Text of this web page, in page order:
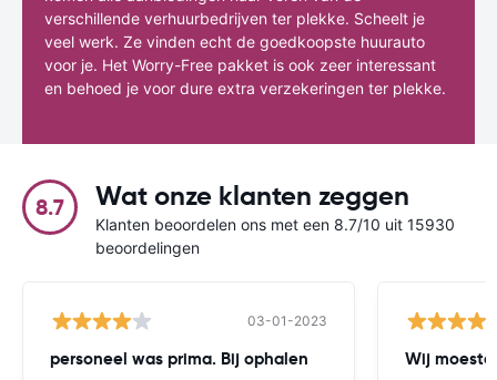
verschillende verhuurbedrijven ter plekke. Scheelt je
veel werk. Ze vinden echt de goedkoopste huurauto
voor je. Het Worry-Free pakket is ook zeer interessant
en behoed je voor dure extra verzekeringen ter plekke.
8.7 Wat onze klanten zeggen
Klanten beoordelen ons met een 8.7/10 uit 15930
beoordelingen
03-01-2023
personeel was prima. Bij ophalen Wij